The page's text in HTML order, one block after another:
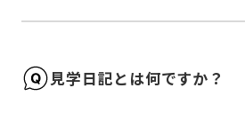
見学日記とは何ですか？